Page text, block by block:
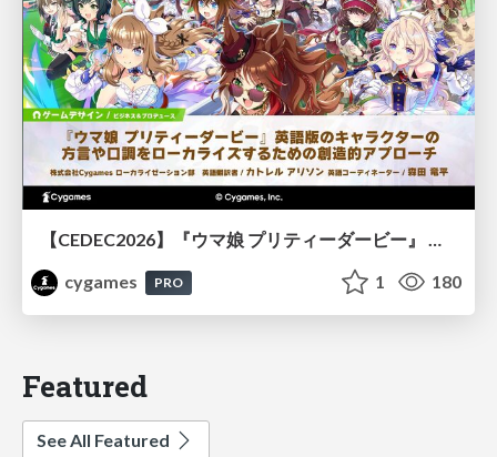
【CEDEC2026】『ウマ娘 プリティーダービー』 英語版のキャラクターの方言や口調をローカライズするための創造的アプローチ
cygames
PRO 1 180
Featured
See All Featured